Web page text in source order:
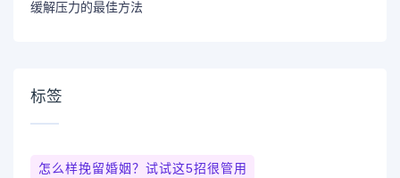
缓解压力的最佳方法
标签
怎么样挽留婚姻？试试这5招很管用